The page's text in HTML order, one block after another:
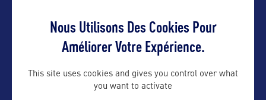
Nous Utilisons Des Cookies Pour
Améliorer Votre Expérience.
This site uses cookies and gives you control over what
you want to activate